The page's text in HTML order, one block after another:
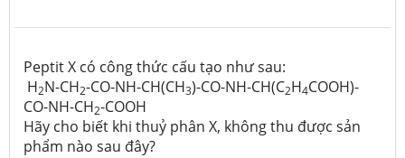
Peptit X có công thức cấu tạo như sau:
H2N-CH2-CO-NH-CH(CH3)-CO-NH-CH(C2H4COOH)-
CO-NH-CH2-COOH
Hãy cho biết khi thuỷ phân X, không thu được sản
phẩm nào sau đây?